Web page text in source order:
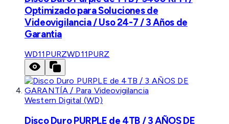
Optimizado para Soluciones de
Videovigilancia / Uso 24-7 / 3 Años de
Garantia
WD11PURZWD11PURZ
Western Digital (WD)
Disco Duro PURPLE de 4TB / 3 AÑOS DE